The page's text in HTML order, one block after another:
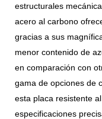
estructurales
acero al carbono
gracias a sus
menor contenido de
en comparación con
gama de opciones de
esta placa resistente
especificaciones